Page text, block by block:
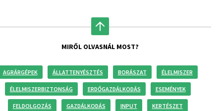
MIRŐL OLVASNÁL MOST?
AGRÁRGÉPEK ÁLLATTENYÉSZTÉS BORÁSZAT ÉLELMISZER
ÉLELMISZERBIZTONSÁG ERDŐGAZDÁLKODÁS ESEMÉNYEK
FELDOLGOZÁS GAZDÁLKODÁS INPUT KERTÉSZET